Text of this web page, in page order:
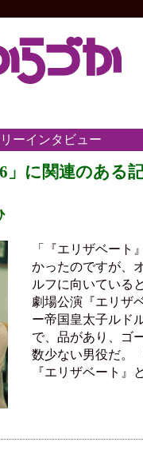
ーインタビュー
」に関連のある
「『エリザベート
かったのですが、
ルフに向いている
劇場公演『エリザ
ー帝国皇太子ルド
で、品があり、ゴ
数少ない男役だ。
『エリザベート』